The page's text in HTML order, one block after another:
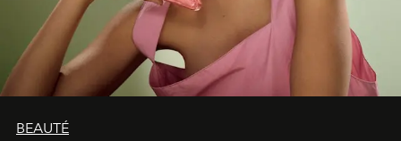
BEAUTÉ